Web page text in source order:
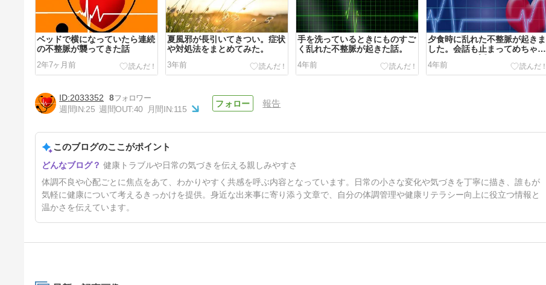
ベッドで横になっていたら連続
の不整脈が襲ってきた話
2年7ヶ月前
夏風邪が長引いてきつい。症状
や対処法をまとめてみた。
3年前
手を洗っているときにものすご
く乱れた不整脈が起きた話。
4年前
夕食時に乱れた不整脈が起きま
した。会話も止まってめちゃく
ちゃあせった話。
4年前
熟睡感が何年も無い。CPAP使
用者が原因と対処方法を調べて
4年前
2033352
8
週間IN:25 週間OUT:40 月間IN:115
報告
このブログのここがポイント
健康トラブルや日常の気づきを伝える親しみやすさ
体調不良や心配ごとに焦点をあて、わかりやすく共感を呼ぶ内容となっています。日常の小さな変化や気づきを丁寧に描き、誰もが
気軽に健康について考えるきっかけを提供。身近な出来事に寄り添う文章で、自分の体調管理や健康リテラシー向上に役立つ情報と
温かさを伝えています。